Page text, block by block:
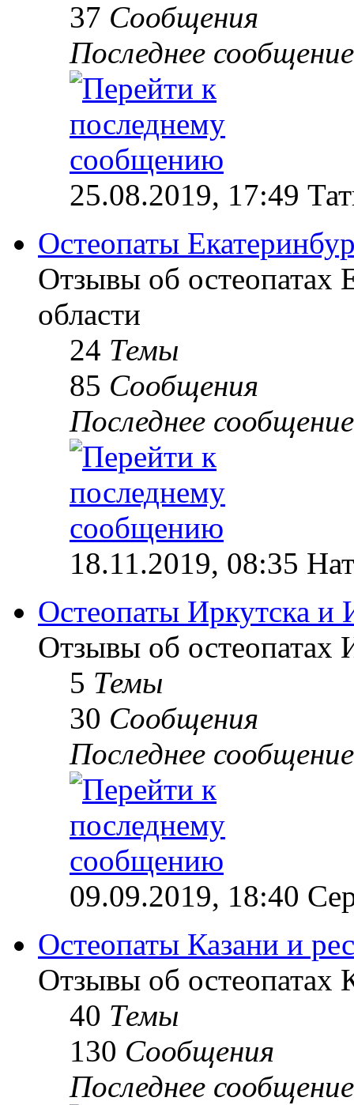
37 Сообщения
Последнее сообщение
25.08.2019, 17:49
Остеопаты
Отзывы об остеопатах
области
24 Темы
85 Сообщения
Последнее сообщение
18.11.2019, 08:35
Остеопаты Иркутска и
Отзывы об остеопатах
5 Темы
30 Сообщения
Последнее сообщение
09.09.2019, 18:40
Остеопаты Казани и
Отзывы об остеопатах
40 Темы
130 Сообщения
Последнее сообщение